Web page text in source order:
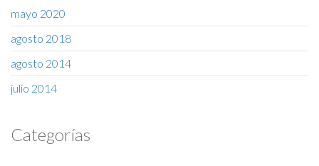
mayo 2020
agosto 2018
agosto 2014
julio 2014
Categorías